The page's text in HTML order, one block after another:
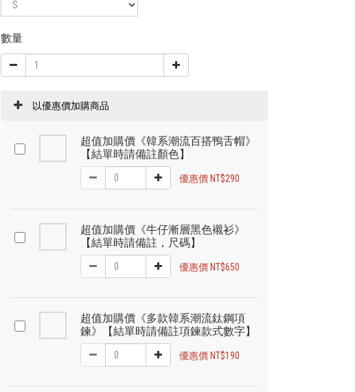
數量
以優惠價加購商品
超值加購價《韓系潮流百搭鴨舌帽》
【結單時請備註顏色】
優惠價 NT$290
超值加購價《牛仔漸層黑色襯衫》
【結單時請備註，尺碼】
優惠價 NT$650
超值加購價《多款韓系潮流鈦鋼項
鍊》【結單時請備註項鍊款式數字】
優惠價 NT$190